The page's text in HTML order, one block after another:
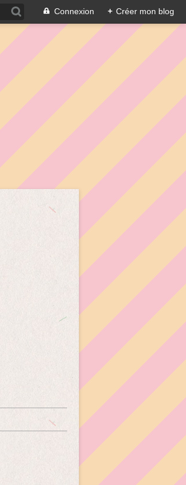
Connexion + Créer mon blog